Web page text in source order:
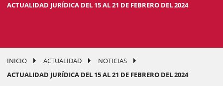
ACTUALIDAD JURÍDICA DEL 15 AL 21 DE FEBRERO DEL 2024
INICIO ACTUALIDAD
NOTICIAS
ACTUALIDAD JURÍDICA DEL 15 AL 21 DE FEBRERO DEL 2024